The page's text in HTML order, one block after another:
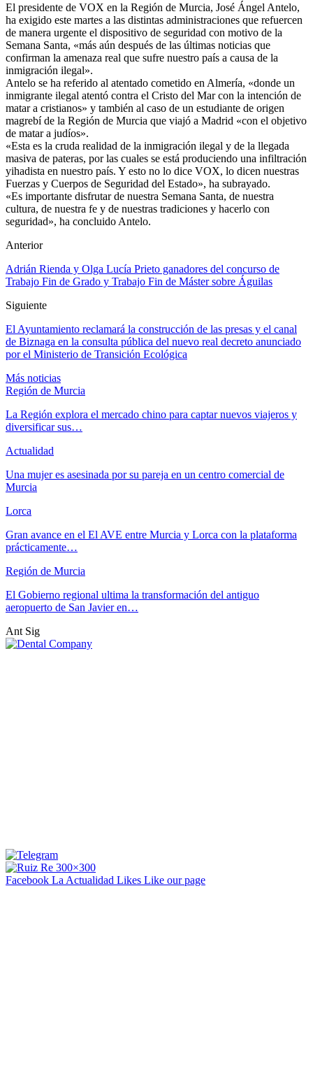
El presidente de VOX en la Región de Murcia, José Ángel Antelo,
ha exigido este martes a las distintas administraciones que refuercen
de manera urgente el dispositivo de seguridad con motivo de la
Semana Santa, «más aún después de las últimas noticias que
confirman la amenaza real que sufre nuestro país a causa de la
inmigración ilegal».
Antelo se ha referido al atentado cometido en Almería, «donde un
inmigrante ilegal atentó contra el Cristo del Mar con la intención de
matar a cristianos» y también al caso de un estudiante de origen
magrebí de la Región de Murcia que viajó a Madrid «con el objetivo
de matar a judíos».
«Esta es la cruda realidad de la inmigración ilegal y de la llegada
masiva de pateras, por las cuales se está produciendo una infiltración
yihadista en nuestro país. Y esto no lo dice VOX, lo dicen nuestras
Fuerzas y Cuerpos de Seguridad del Estado», ha subrayado.
«Es importante disfrutar de nuestra Semana Santa, de nuestra
cultura, de nuestra fe y de nuestras tradiciones y hacerlo con
seguridad», ha concluido Antelo.
Anterior
Adrián Rienda y Olga Lucía Prieto ganadores del concurso de
Trabajo Fin de Grado y Trabajo Fin de Máster sobre Águilas
Siguiente
El Ayuntamiento reclamará la construcción de las presas y el canal
de Biznaga en la consulta pública del nuevo real decreto anunciado
por el Ministerio de Transición Ecológica
Más noticias
Región de Murcia
La Región explora el mercado chino para captar nuevos viajeros y
diversificar sus…
Actualidad
Una mujer es asesinada por su pareja en un centro comercial de
Murcia
Lorca
Gran avance en el El AVE entre Murcia y Lorca con la plataforma
prácticamente…
Región de Murcia
El Gobierno regional ultima la transformación del antiguo
aeropuerto de San Javier en…
Ant Sig
Facebook La Actualidad Likes Like our page